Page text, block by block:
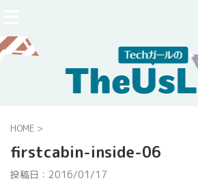
HOME >
firstcabin-inside-06
投稿日： 2016/01/17